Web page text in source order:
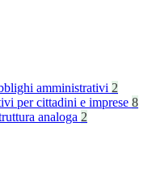
amministrativi 2
per cittadini e imprese 8
analoga 2